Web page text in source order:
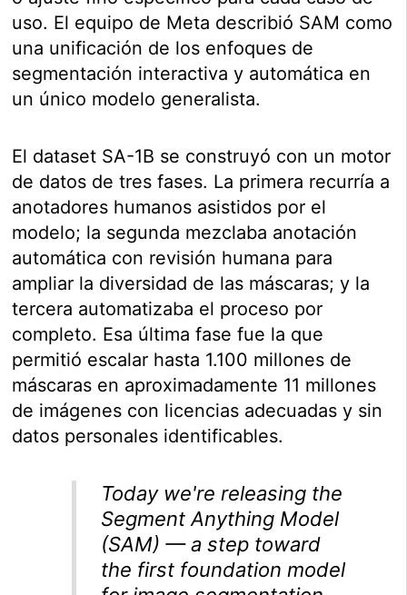
uso. El equipo de Meta describió SAM como
una unificación de los enfoques de
segmentación interactiva y automática en
un único modelo generalista.
El dataset SA-1B se construyó con un motor
de datos de tres fases. La primera recurría a
anotadores humanos asistidos por el
modelo; la segunda mezclaba anotación
automática con revisión humana para
ampliar la diversidad de las máscaras; y la
tercera automatizaba el proceso por
completo. Esa última fase fue la que
permitió escalar hasta 1.100 millones de
máscaras en aproximadamente 11 millones
de imágenes con licencias adecuadas y sin
datos personales identificables.
Today we're releasing the
Segment Anything Model
(SAM) — a step toward
the first foundation model